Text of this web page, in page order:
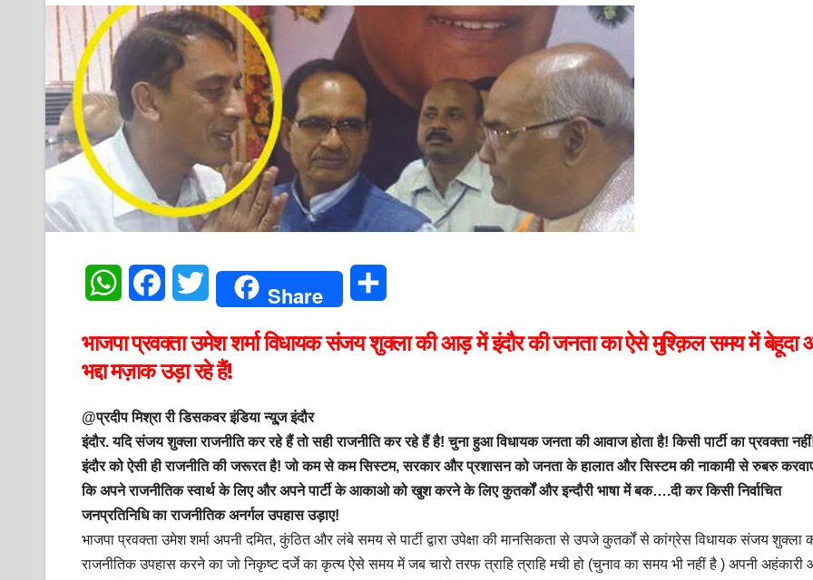
W
a
s
A
p
p
c
b
o
o
k
i
e
r
Share
a
भाजपा प्रवक्ता उमेश शर्मा विधायक संजय शुक्ला की आड़ में इंदौर की जनता का ऐसे मुश्क़िल समय में बेहूदा
भद्दा मज़ाक उड़ा रहे हैं!
@प्रदीप मिश्रा री डिसकवर इंडिया न्यू्ज इंदौर
इंदौर. यदि संजय शुक्ला राजनीति कर रहे हैं तो सही राजनीति कर रहे हैं है! चुना हुआ विधायक जनता की आवाज होता है! किसी पार्टी का प्रवक्ता
इंदौर को ऐसी ही राजनीति की जरूरत है! जो कम से कम सिस्टम, सरकार और प्रशासन को जनता के हालात और सिस्टम की नाकामी से रुबरु
कि अपने राजनीतिक स्वार्थ के लिए और अपने पार्टी के आकाओ को खुश करने के लिए कुतर्कों और इन्दौरी भाषा में बक….दी कर किसी निर्वाचित
जनप्रतिनिधि का राजनीतिक अनर्गल उपहास उड़ाए!
भाजपा प्रवक्ता उमेश शर्मा अपनी दमित, कुंठित और लंबे समय से पार्टी द्वारा उपेक्षा की मानसिकता से उपजे कुतर्कों से कांग्रेस विधायक संजय शुक्ला
राजनीतिक उपहास करने का जो निकृष्ट दर्जे का कृत्य ऐसे समय में जब चारो तरफ त्राहि त्राहि मची हो (चुनाव का समय भी नहीं है ) अपनी अहंकारी